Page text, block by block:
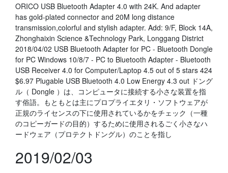
ORICO USB Bluetooth Adapter 4.0 with 24K. And adapter
has gold-plated connector and 20M long distance
transmission,colorful and stylish adapter. Add: 9/F, Block 14A,
Zhonghaixin Science &Technology Park, Longgang District
2018/04/02 USB Bluetooth Adapter for PC - Bluetooth Dongle
for PC Windows 10/8/7 - PC to Bluetooth Adapter - Bluetooth
USB Receiver 4.0 for Computer/Laptop 4.5 out of 5 stars 424
$6.97 Plugable USB Bluetooth 4.0 Low Energy 4.3 out ドング
ル（ Dongle ）は、コンピュータに接続する小さな装置を指
す俗語。もともとは主にプロプライエタリ・ソフトウェアが
正規のライセンスの下に使用されているかをチェック（一種
のコピーガードの目的）するために使用されるごく小さなハ
ードウェア（プロテクトドングル）のことを指し
2019/02/03